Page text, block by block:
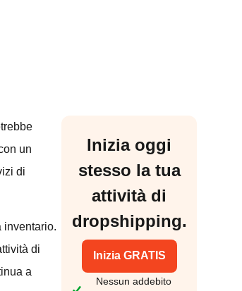
un
di
inventario.
di
a
Inizia oggi
stesso la tua
attività di
dropshipping.
Inizia GRATIS
Nessun addebito